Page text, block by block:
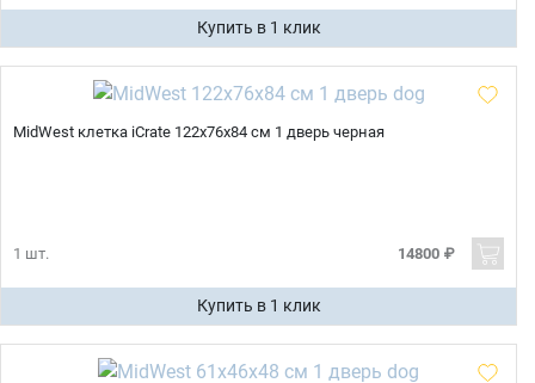
Купить в 1 клик
MidWest клетка iCrate 122х76х84 см 1 дверь черная
1 шт. 14800 ₽
Купить в 1 клик